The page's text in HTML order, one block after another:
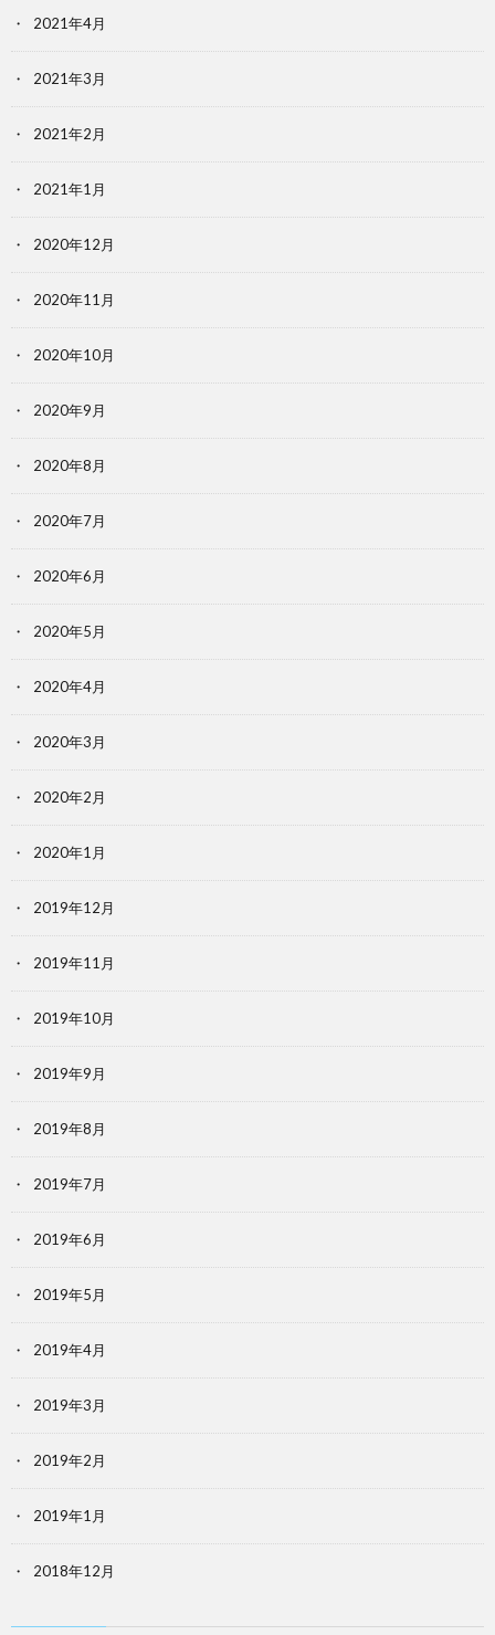
2021年4月
2021年3月
2021年2月
2021年1月
2020年12月
2020年11月
2020年10月
2020年9月
2020年8月
2020年7月
2020年6月
2020年5月
2020年4月
2020年3月
2020年2月
2020年1月
2019年12月
2019年11月
2019年10月
2019年9月
2019年8月
2019年7月
2019年6月
2019年5月
2019年4月
2019年3月
2019年2月
2019年1月
2018年12月